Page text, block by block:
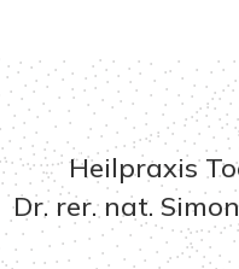
Heilpraxis
Dr. rer. nat.